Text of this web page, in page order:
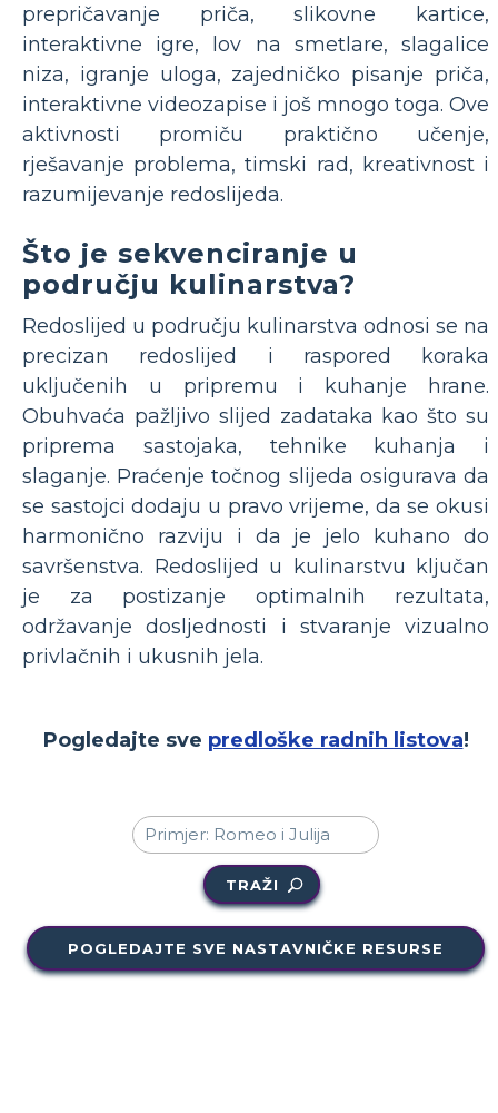
prepričavanje priča, slikovne kartice,
interaktivne igre, lov na smetlare, slagalice
niza, igranje uloga, zajedničko pisanje priča,
interaktivne videozapise i još mnogo toga. Ove
aktivnosti promiču praktično učenje,
rješavanje problema, timski rad, kreativnost i
razumijevanje redoslijeda.
Što je sekvenciranje u
području kulinarstva?
Redoslijed u području kulinarstva odnosi se na
precizan redoslijed i raspored koraka
uključenih u pripremu i kuhanje hrane.
Obuhvaća pažljivo slijed zadataka kao što su
priprema sastojaka, tehnike kuhanja i
slaganje. Praćenje točnog slijeda osigurava da
se sastojci dodaju u pravo vrijeme, da se okusi
harmonično razviju i da je jelo kuhano do
savršenstva. Redoslijed u kulinarstvu ključan
je za postizanje optimalnih rezultata,
održavanje dosljednosti i stvaranje vizualno
privlačnih i ukusnih jela.
Pogledajte sve predloške radnih listova!
TRAŽI
POGLEDAJTE SVE NASTAVNIČKE RESURSE